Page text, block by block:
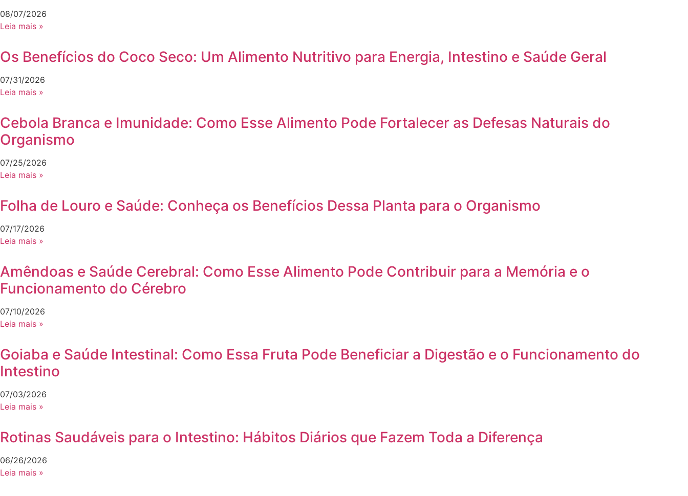
08/07/2026
Leia mais »
Os Benefícios do Coco Seco: Um Alimento Nutritivo para Energia, Intestino e Saúde Geral
07/31/2026
Leia mais »
Cebola Branca e Imunidade: Como Esse Alimento Pode Fortalecer as Defesas Naturais do
Organismo
07/25/2026
Leia mais »
Folha de Louro e Saúde: Conheça os Benefícios Dessa Planta para o Organismo
07/17/2026
Leia mais »
Amêndoas e Saúde Cerebral: Como Esse Alimento Pode Contribuir para a Memória e o
Funcionamento do Cérebro
07/10/2026
Leia mais »
Goiaba e Saúde Intestinal: Como Essa Fruta Pode Beneficiar a Digestão e o Funcionamento do
Intestino
07/03/2026
Leia mais »
Rotinas Saudáveis para o Intestino: Hábitos Diários que Fazem Toda a Diferença
06/26/2026
Leia mais »